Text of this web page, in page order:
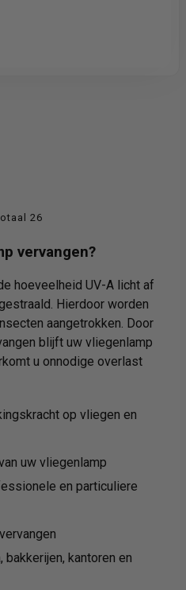
26
vervangen?
hoeveelheid UV-A licht af
Hierdoor worden
aangetrokken. Door
blijft uw vliegenlamp
u onnodige overlast
op vliegen en
uw vliegenlamp
en particuliere
kantoren en